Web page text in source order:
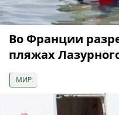
Во Франции
пляжах
МИР